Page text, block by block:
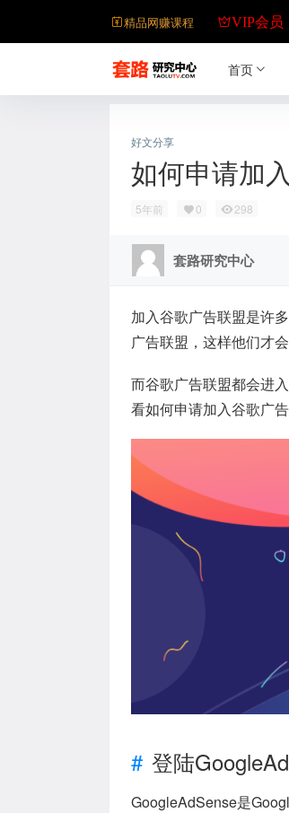
精品网赚课程 VIP会员
首页
好文分享
如何申请加
5年前 0 298
套路研究中心
加入谷歌广告联盟是许
广告联盟，这样他们才
而谷歌广告联盟都会进
看如何申请加入谷歌广告
登陆
GoogleAdSense是